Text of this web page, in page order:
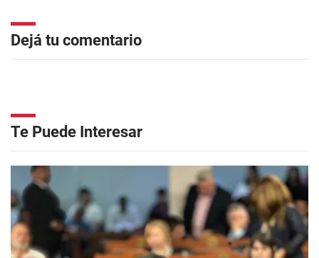
Dejá tu comentario
Te Puede Interesar